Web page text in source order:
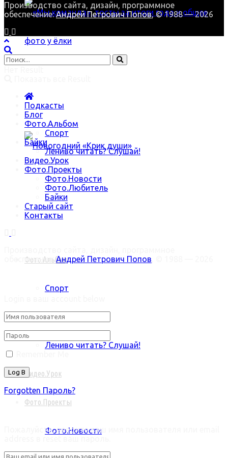
фото у ёлки
Новогодний «Крик души»
Trending Метки
Фото.Альбом
Спорт
Байки
Лениво читать? Слушай!
Видео.Урок
Фото.Проекты
Фото.Новости
Производство сайта, дизайн, программное
обеспечение:Андрей Петрович Попов, © 1988 — 2026
Подкасты
Блог
Фото.Альбом
Спорт
Байки
Лениво читать? Слушай!
Видео.Урок
Фото.Проекты
Фото.Новости
Фото.Любитель
Байки
Старый сайт
Контакты
обеспечение:Андрей Петрович Попов
Forgotten Пароль?
Retrieve ваш пароль
Пожалуйста, введите ваш имя пользователя или email